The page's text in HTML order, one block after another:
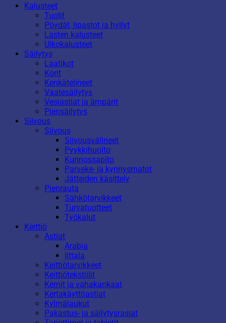
Kalusteet
Tuolit
Pöydät, lipastot ja hyllyt
Lasten kalusteet
Ulkokalusteet
Säilytys
Laatikot
Korit
Kenkätelineet
Vaatesäilytys
Vesiastiat ja ämpärit
Piensäilytys
Siivous
Siivous
Siivousvälineet
Pyykkihuolto
Kunnossapito
Parveke- ja kynnysmatot
Jätteiden käsittely
Pienrauta
Sähkötarvikkeet
Turvatuotteet
Työkalut
Keittiö
Astiat
Arabia
Iittala
Keittiötarvikkeet
Keittiötekstiilit
Kernit ja vahakankaat
Kertakäyttöastiat
Kylmälaukut
Pakastus- ja säilytysrasiat